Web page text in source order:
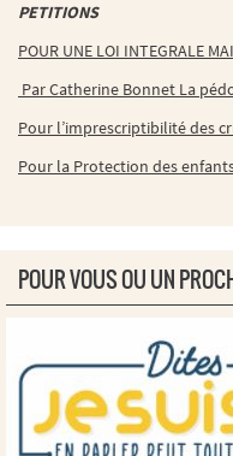
PETITIONS
POUR UNE LOI INTEGRALE
Par Catherine Bonnet La
Pour l’imprescriptibilité des
Pour la Protection des
POUR VOUS OU UN